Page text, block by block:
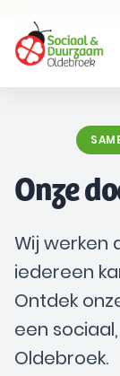
Onze
Wij werken
iedereen
Ontdek
een
Oldebroek.